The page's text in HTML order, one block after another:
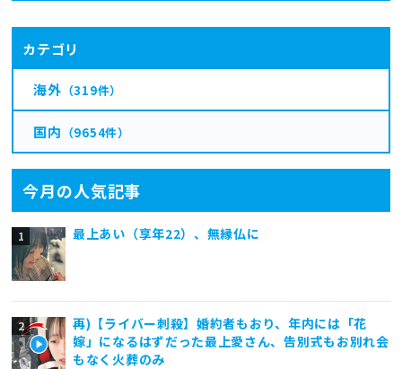
カテゴリ
海外 （319件）
国内 （9654件）
今月の人気記事
最上あい（享年22）、無縁仏に
再)【ライバー刺殺】婚約者もおり、年内には「花
嫁」になるはずだった最上愛さん、告別式もお別れ会
もなく火葬のみ